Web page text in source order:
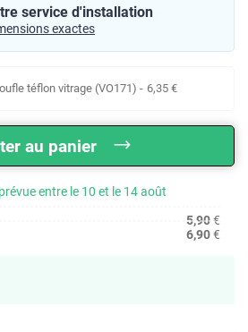
service d'installation
exactes
téflon vitrage (VO171) - 6,35 €
au panier
entre le 10 et le 14 août
5,90€
6,90€